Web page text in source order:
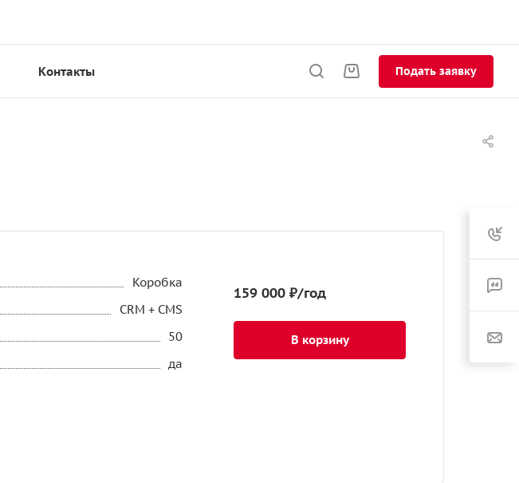
Контакты Подать заявку
Коробка
CRM + CMS
50
да
159 000 ₽/год
В корзину